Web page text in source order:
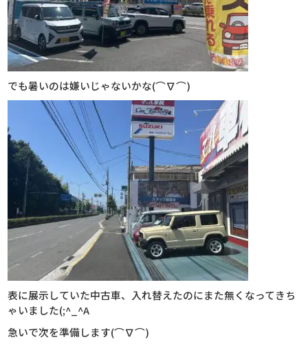
でも暑いのは嫌いじゃないかな(⌒∇⌒)
表に展示していた中古車、入れ替えたのにまた無くなってきち
ゃいました(;^_^A
急いで次を準備します(⌒∇⌒)